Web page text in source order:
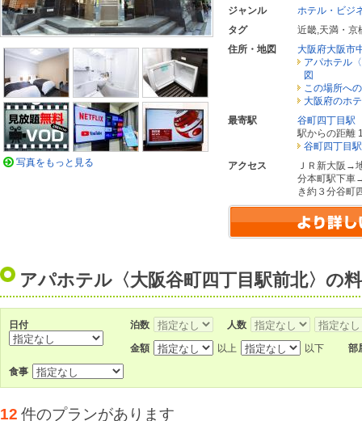
ジャンル
ホテル・ビジ
タグ
近畿,天満・京
住所・地図
大阪府大阪市
アパホテル
図
この場所へ
大阪府のホ
最寄駅
谷町四丁目駅
駅からの距離
谷町四丁目
アクセス
ＪＲ新大阪→
分本町駅下車
き約３分谷町
写真をもっと見る
アパホテル〈大阪谷町四丁目駅前北〉の
日付 泊数 人数
金額 以上 以下 部
食事
12 件のプランがあります